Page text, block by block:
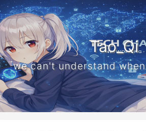
Tao_Qi
we can't understand